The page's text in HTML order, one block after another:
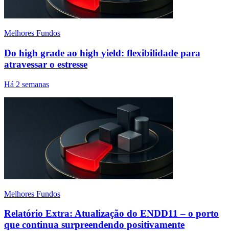
Melhores Fundos
Do high grade ao high yield: flexibilidade para
atravessar o estresse
Há 2 semanas
Melhores Fundos
Relatório Extra: Atualização do ENDD11 – o porto
que continua surpreendendo positivamente